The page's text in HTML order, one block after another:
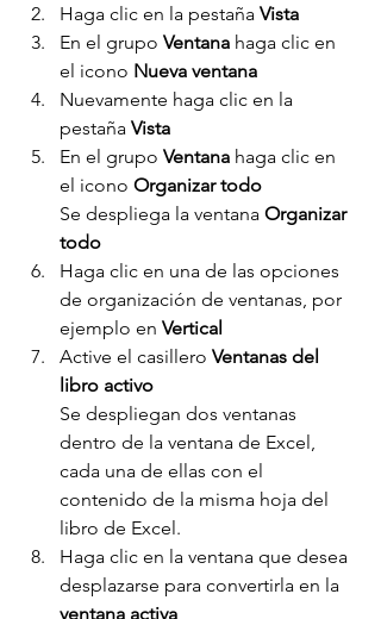
Haga clic en la pestaña Vista
En el grupo Ventana haga clic en
el icono Nueva ventana
Nuevamente haga clic en la
pestaña Vista
En el grupo Ventana haga clic en
el icono Organizar todo
Se despliega la ventana Organizar
todo
Haga clic en una de las opciones
de organización de ventanas, por
ejemplo en Vertical
Active el casillero Ventanas del
libro activo
Se despliegan dos ventanas
dentro de la ventana de Excel,
cada una de ellas con el
contenido de la misma hoja del
libro de Excel.
Haga clic en la ventana que desea
desplazarse para convertirla en la
ventana activa